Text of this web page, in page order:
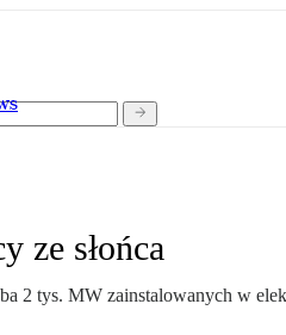
ze słońca
2 tys. MW zainstalowanych w